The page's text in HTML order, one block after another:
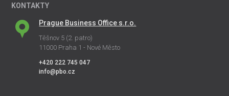
KONTAKTY
Prague Business Office s.r.o.
Těšnov 5 (2. patro)
11000 Praha 1 - Nové Město
+420 222 745 047
info@pbo.cz